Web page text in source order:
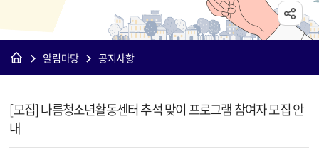
알림마당 공지사항
[모집] 나름청소년활동센터 추석 맞이 프로그램 참여자 모집 안
내